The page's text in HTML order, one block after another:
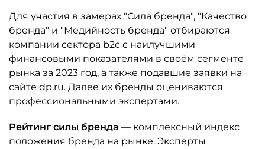
Для участия в замерах "Сила бренда", "Качество
бренда" и "Медийность бренда" отбираются
компании сектора b2c с наилучшими
финансовыми показателями в своём сегменте
рынка за 2023 год, а также подавшие заявки на
сайте dp.ru. Далее их бренды оцениваются
профессиональными экспертами.
Рейтинг силы бренда — комплексный индекс
положения бренда на рынке. Эксперты